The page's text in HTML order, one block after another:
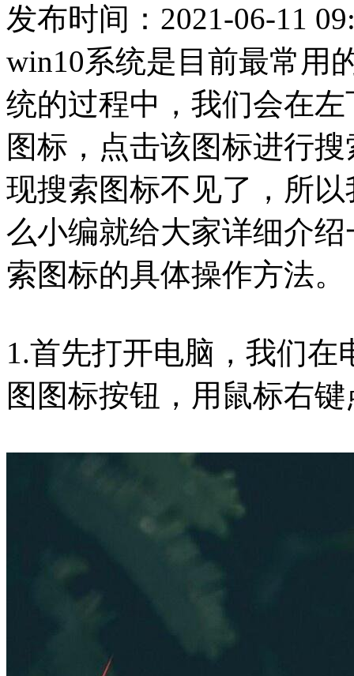
发布时间：2021-06-11
win10系统是目前最常用
统的过程中，我们会在
图标，点击该图标进行
现搜索图标不见了，所
么小编就给大家详细介
索图标的具体操作方法。
1.首先打开电脑，我们
图图标按钮，用鼠标右